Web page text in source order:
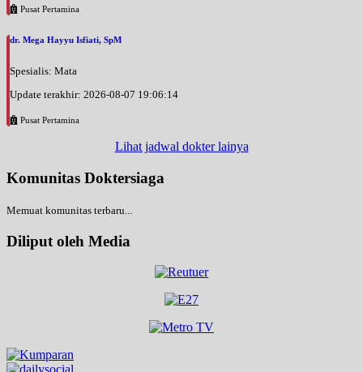
Pusat Pertamina
dr. Mega Hayyu Isfiati, SpM
Spesialis: Mata
Update terakhir: 2026-08-07 19:06:14
Pusat Pertamina
Lihat jadwal dokter lainya
Komunitas Doktersiaga
Memuat komunitas terbaru...
Diliput oleh Media